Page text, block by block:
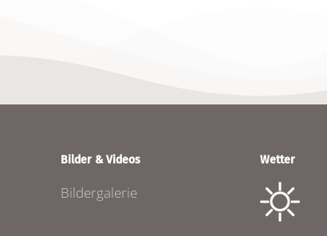
Bilder & Videos
Bildergalerie
Wetter